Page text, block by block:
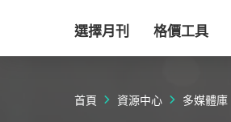
選擇月刊 格價工具
首頁 資源中心 多媒體庫